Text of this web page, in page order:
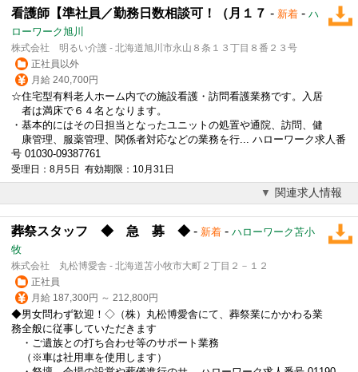
看護師【準社員／勤務日数相談可！（月１７ - 新着 - ハ
ローワーク旭川
株式会社 明るい介護 - 北海道旭川市永山８条１３丁目８番２３号
正社員以外
月給 240,700円
☆住宅型有料老人ホーム内での施設看護・訪問看護業務です。入居
者は満床で６４名となります。
・基本的にはその日担当となったユニットの処置や通院、訪問、健
康管理、服薬管理、関係者対応などの業務を行... ハローワーク求人番
号 01030-09387761
受理日：8月5日 有効期限：10月31日
関連求人情報
葬祭スタッフ ◆ 急 募 ◆ - 新着 - ハローワーク苫小
牧
株式会社 丸松博愛舎 - 北海道苫小牧市大町２丁目２－１２
正社員
月給 187,300円 ～ 212,800円
◆男女問わず歓迎！◇（株）丸松博愛舎にて、葬祭業にかかわる業
務全般に従事していただきます
・ご遺族との打ち合わせ等のサポート業務
（※車は社用車を使用します）